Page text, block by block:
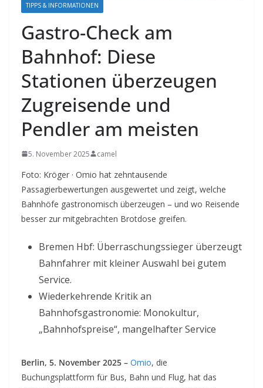
TIPPS & INFORMATIONEN
Gastro-Check am
Bahnhof: Diese
Stationen überzeugen
Zugreisende und
Pendler am meisten
5. November 2025 camel
Foto: Kröger · Omio hat zehntausende
Passagierbewertungen ausgewertet und zeigt, welche
Bahnhöfe gastronomisch überzeugen – und wo Reisende
besser zur mitgebrachten Brotdose greifen.
Bremen Hbf: Überraschungssieger überzeugt
Bahnfahrer mit kleiner Auswahl bei gutem
Service.
Wiederkehrende Kritik an
Bahnhofsgastronomie: Monokultur,
„Bahnhofspreise“, mangelhafter Service
Berlin, 5. November 2025 – Omio, die
Buchungsplattform für Bus, Bahn und Flug, hat das